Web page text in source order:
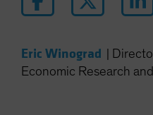
Other Asia-Pacific
Eric Winograd
Economic Research